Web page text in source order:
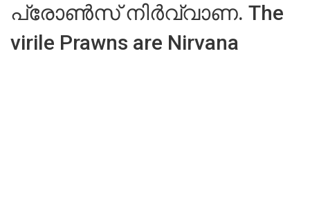
പ്രോൺസ് നിർവ്വാണ. The
virile Prawns are Nirvana